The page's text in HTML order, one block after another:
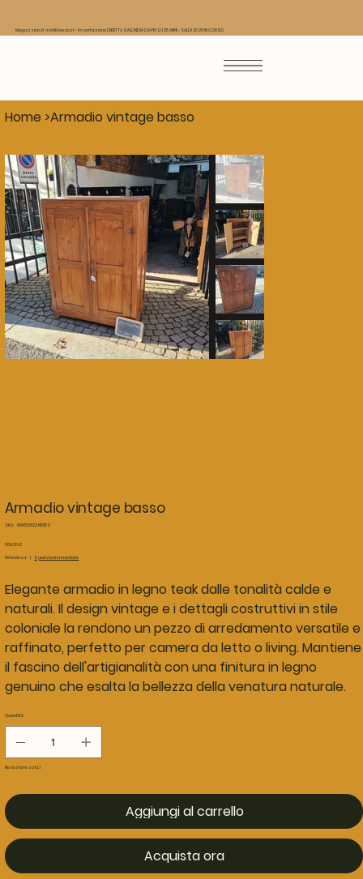
Home >Armadio vintage basso
Armadio vintage basso
SKU: SKU
NF6170
88X50X122 NF6170
Prezzo
500,00 €
IVA inclusa Spedizioni immediate
Elegante armadio in legno teak dalle tonalità calde e
naturali. Il design vintage e i dettagli costruttivi in stile
coloniale la rendono un pezzo di arredamento versatile e
raffinato, perfetto per camera da letto o living. Mantiene
il fascino dell'artigianalità con una finitura in legno
genuino che esalta la bellezza della venatura naturale.
Quantità
Ne restano solo: 1
Aggiungi al carrello
Acquista ora
Magazzino di mobili low cost - Importazione DIRETTA DALL'INDIA DA PIU' DI 25 ANNI - SALDI 2026 IN CORSO